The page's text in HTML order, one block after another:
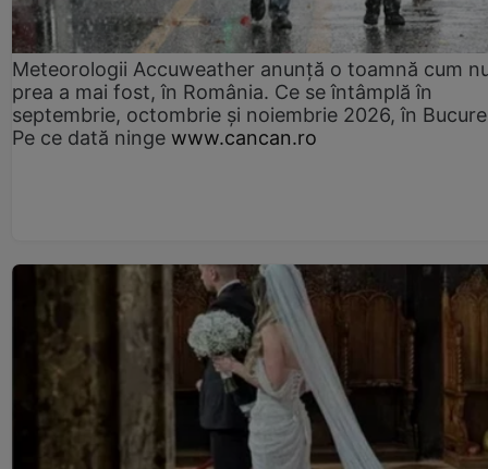
Meteorologii Accuweather anunță o toamnă cum
prea a mai fost, în România. Ce se întâmplă în
septembrie, octombrie și noiembrie 2026, în
Pe ce dată ninge www.cancan.ro